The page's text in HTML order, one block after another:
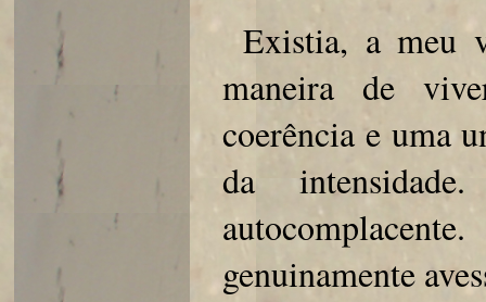
Existia, a meu
maneira de
coerência e uma
da
genuinamente